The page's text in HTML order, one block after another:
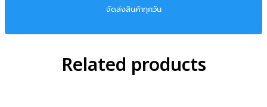
จัดส่งสินค้าทุกวัน
Related products